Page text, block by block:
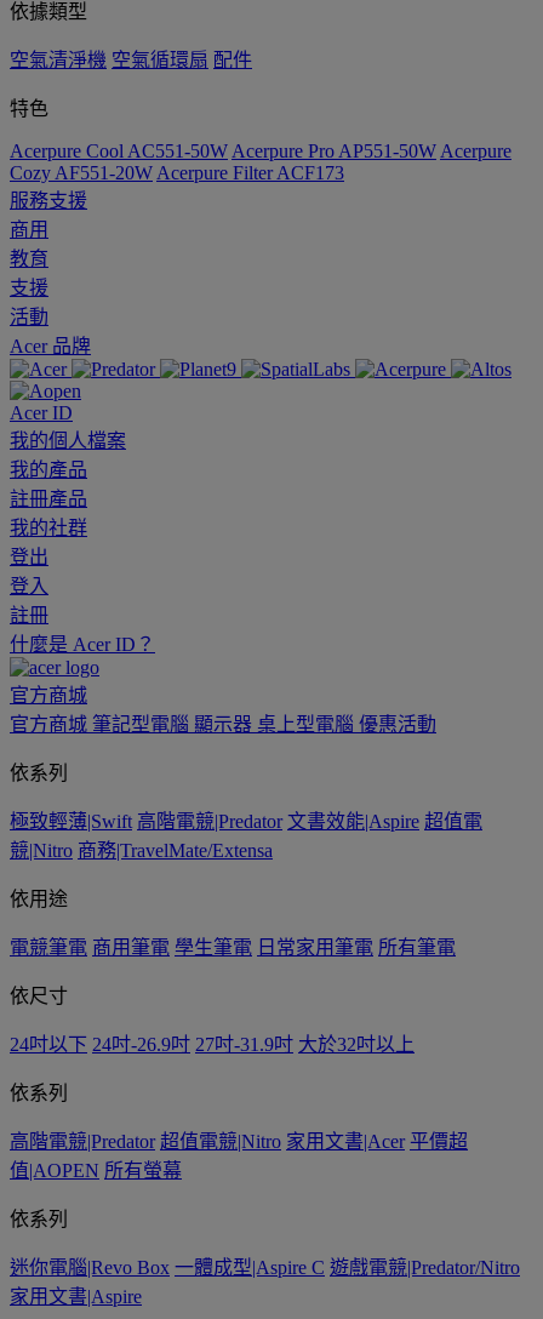
依據類型
空氣清淨機 空氣循環扇 配件
特色
Acerpure Cool AC551-50W Acerpure Pro AP551-50W Acerpure
Cozy AF551-20W Acerpure Filter ACF173
服務支援
商用
教育
支援
活動
Acer 品牌
Acer ID
我的個人檔案
我的產品
註冊產品
我的社群
登出
登入
註冊
什麼是 Acer ID？
官方商城
官方商城 筆記型電腦 顯示器 桌上型電腦 優惠活動
依系列
極致輕薄|Swift 高階電競|Predator 文書效能|Aspire 超值電
競|Nitro 商務|TravelMate/Extensa
依用途
電競筆電 商用筆電 學生筆電 日常家用筆電 所有筆電
依尺寸
24吋以下 24吋-26.9吋 27吋-31.9吋 大於32吋以上
依系列
高階電競|Predator 超值電競|Nitro 家用文書|Acer 平價超
值|AOPEN 所有螢幕
依系列
迷你電腦|Revo Box 一體成型|Aspire C 遊戲電競|Predator/Nitro
家用文書|Aspire